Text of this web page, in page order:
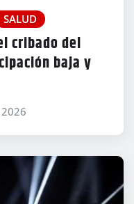
SALUD
cribado del
baja y